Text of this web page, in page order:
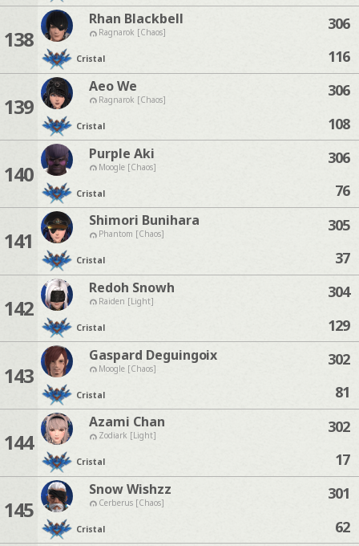
138
Rhan Blackbell
Ragnarok [Chaos]
Cristal
306
116
139
Aeo We
Ragnarok [Chaos]
Cristal
306
108
140
Purple Aki
Moogle [Chaos]
Cristal
306
76
141
Shimori Bunihara
Phantom [Chaos]
Cristal
305
37
142
Redoh Snowh
Raiden [Light]
Cristal
304
129
143
Gaspard Deguingoix
Moogle [Chaos]
Cristal
302
81
144
Azami Chan
Zodiark [Light]
Cristal
302
17
145
Snow Wishzz
Cerberus [Chaos]
Cristal
301
62